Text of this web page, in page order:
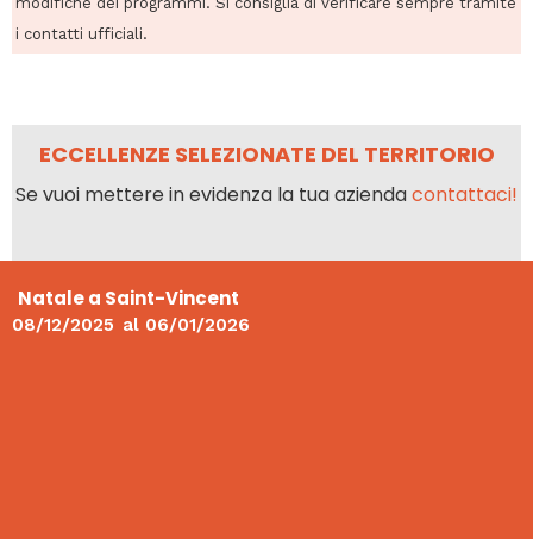
i contatti ufficiali.
ECCELLENZE SELEZIONATE DEL TERRITORIO
Se vuoi mettere in evidenza la tua aziendacontattaci!
Natale a Saint-Vincent
08/12/2025 al 06/01/2026